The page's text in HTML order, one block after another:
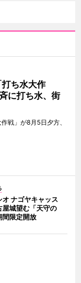
ち水大作
に打ち水、街
戦」が8月5日夕方、
オ ナゴヤキャッス
屋城望む「天守の
間限定開放